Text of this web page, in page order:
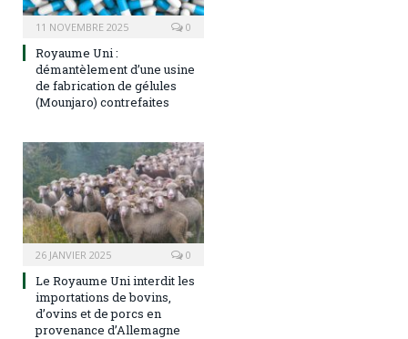
11 NOVEMBRE 2025 0
Royaume Uni :
démantèlement d’une usine
de fabrication de gélules
(Mounjaro) contrefaites
26 JANVIER 2025 0
Le Royaume Uni interdit les
importations de bovins,
d’ovins et de porcs en
provenance d’Allemagne